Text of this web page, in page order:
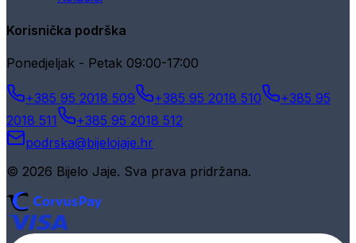
Korisnička podrška
Ponedjeljak - Petak 09:00-17:00
+385 95 2018 509 +385 95 2018 510
+385 95
2018 511
+385 95 2018 512
podrska@bijelojaje.hr
© 2026 Bijelo Jaje. Sva prava pridržana.